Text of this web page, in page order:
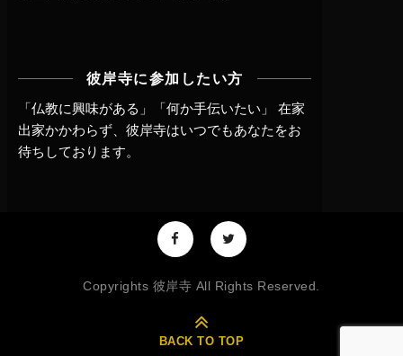
彼岸寺に参加したい方
「仏教に興味がある」「何か手伝いたい」 在家
出家かかわらず、 彼岸寺はいつでもあなたをお
待ちしております。
Copyrights 彼岸寺 All Rights Reserved.
BACK TO TOP